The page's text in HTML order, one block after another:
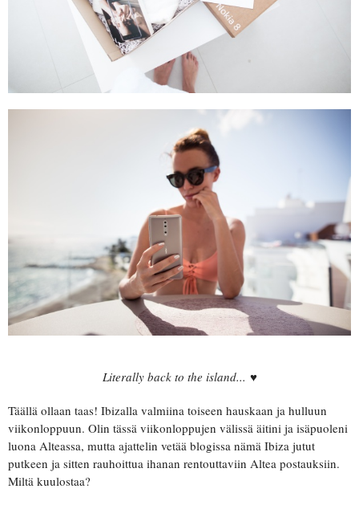
Literally back to the island... ♥
Täällä ollaan taas! Ibizalla valmiina toiseen hauskaan ja hulluun
viikonloppuun. Olin tässä viikonloppujen välissä äitini ja isäpuoleni
luona Alteassa, mutta ajattelin vetää blogissa nämä Ibiza jutut
putkeen ja sitten rauhoittua ihanan rentouttaviin Altea postauksiin.
Miltä kuulostaa?